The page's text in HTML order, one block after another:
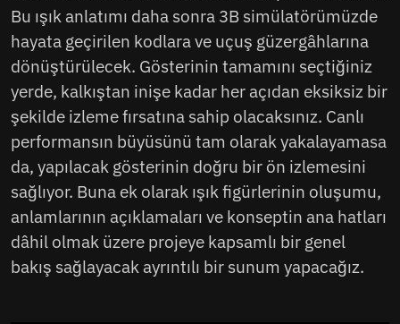
Bu ışık anlatımı daha sonra 3B simülatörümüzde
hayata geçirilen kodlara ve uçuş güzergâhlarına
dönüştürülecek. Gösterinin tamamını seçtiğiniz
yerde, kalkıştan inişe kadar her açıdan eksiksiz bir
şekilde izleme fırsatına sahip olacaksınız. Canlı
performansın büyüsünü tam olarak yakalayamasa
da, yapılacak gösterinin doğru bir ön izlemesini
sağlıyor. Buna ek olarak ışık figürlerinin oluşumu,
anlamlarının açıklamaları ve konseptin ana hatları
dâhil olmak üzere projeye kapsamlı bir genel
bakış sağlayacak ayrıntılı bir sunum yapacağız.